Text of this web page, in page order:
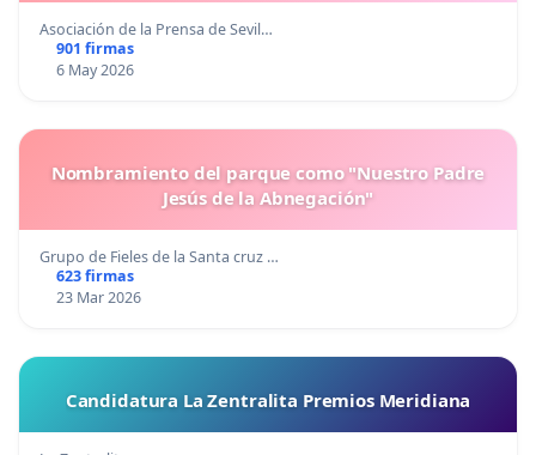
Asociación de la Prensa de Sevil…
901 firmas
6 May 2026
Nombramiento del parque como "Nuestro Padre
Jesús de la Abnegación"
Grupo de Fieles de la Santa cruz …
623 firmas
23 Mar 2026
Candidatura La Zentralita Premios Meridiana